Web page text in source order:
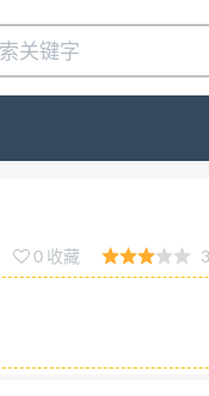
on-Valve(BOV)
前言 范围 1 规范
尺寸 6.3 性能
、包装、运输和
标准化文件的结
装制品有限公司
0 收藏